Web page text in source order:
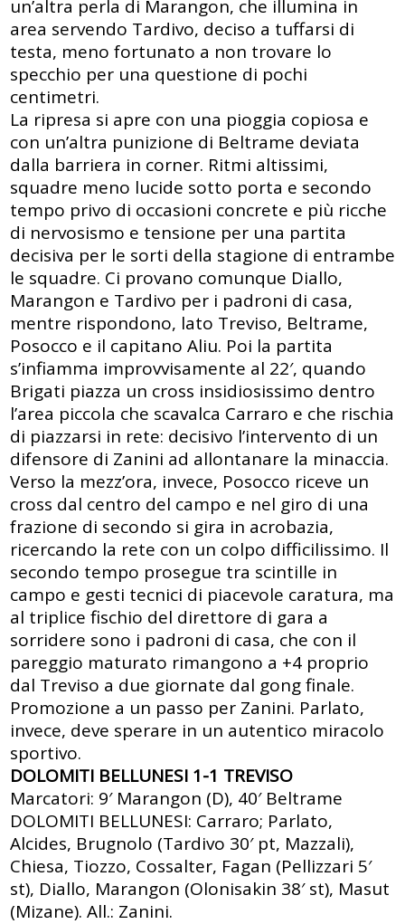
un’altra perla di Marangon, che illumina in
area servendo Tardivo, deciso a tuffarsi di
testa, meno fortunato a non trovare lo
specchio per una questione di pochi
centimetri.
La ripresa si apre con una pioggia copiosa e
con un’altra punizione di Beltrame deviata
dalla barriera in corner. Ritmi altissimi,
squadre meno lucide sotto porta e secondo
tempo privo di occasioni concrete e più ricche
di nervosismo e tensione per una partita
decisiva per le sorti della stagione di entrambe
le squadre. Ci provano comunque Diallo,
Marangon e Tardivo per i padroni di casa,
mentre rispondono, lato Treviso, Beltrame,
Posocco e il capitano Aliu. Poi la partita
s’infiamma improvvisamente al 22′, quando
Brigati piazza un cross insidiosissimo dentro
l’area piccola che scavalca Carraro e che rischia
di piazzarsi in rete: decisivo l’intervento di un
difensore di Zanini ad allontanare la minaccia.
Verso la mezz’ora, invece, Posocco riceve un
cross dal centro del campo e nel giro di una
frazione di secondo si gira in acrobazia,
ricercando la rete con un colpo difficilissimo. Il
secondo tempo prosegue tra scintille in
campo e gesti tecnici di piacevole caratura, ma
al triplice fischio del direttore di gara a
sorridere sono i padroni di casa, che con il
pareggio maturato rimangono a +4 proprio
dal Treviso a due giornate dal gong finale.
Promozione a un passo per Zanini. Parlato,
invece, deve sperare in un autentico miracolo
sportivo.
DOLOMITI BELLUNESI 1-1 TREVISO
Marcatori: 9′ Marangon (D), 40′ Beltrame
DOLOMITI BELLUNESI: Carraro; Parlato,
Alcides, Brugnolo (Tardivo 30′ pt, Mazzali),
Chiesa, Tiozzo, Cossalter, Fagan (Pellizzari 5′
st), Diallo, Marangon (Olonisakin 38′ st), Masut
(Mizane). All.: Zanini.